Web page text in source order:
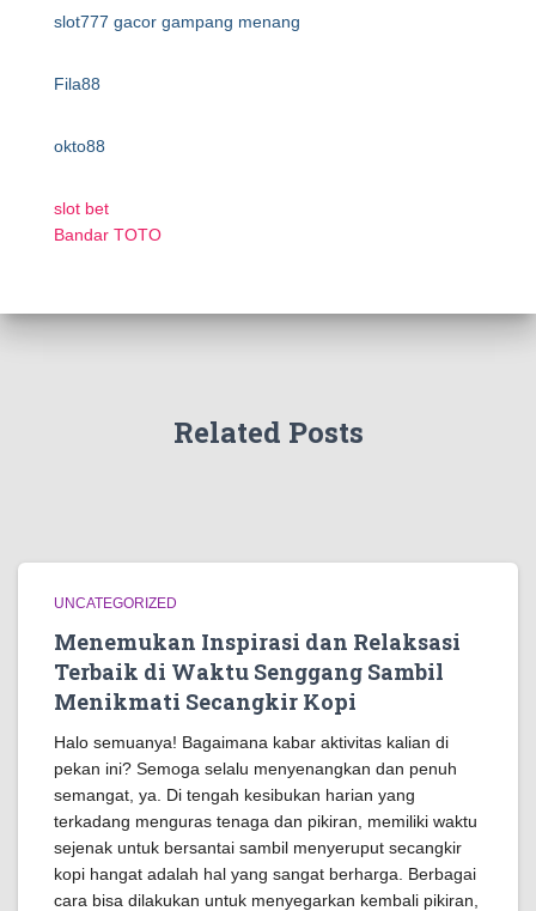
slot777 gacor gampang menang
Fila88
okto88
slot bet
Bandar TOTO
Related Posts
UNCATEGORIZED
Menemukan Inspirasi dan Relaksasi
Terbaik di Waktu Senggang Sambil
Menikmati Secangkir Kopi
Halo semuanya! Bagaimana kabar aktivitas kalian di
pekan ini? Semoga selalu menyenangkan dan penuh
semangat, ya. Di tengah kesibukan harian yang
terkadang menguras tenaga dan pikiran, memiliki waktu
sejenak untuk bersantai sambil menyeruput secangkir
kopi hangat adalah hal yang sangat berharga. Berbagai
cara bisa dilakukan untuk menyegarkan kembali pikiran,